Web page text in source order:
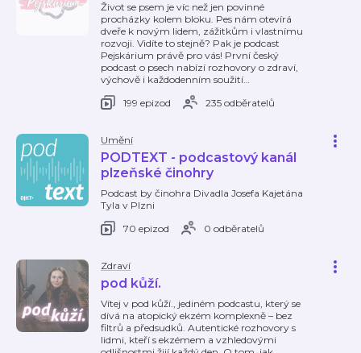
Život se psem je víc než jen povinné
procházky kolem bloku. Pes nám otevírá
dveře k novým lidem, zážitkům i vlastnímu
rozvoji. Vidíte to stejně? Pak je podcast
Pejskárium právě pro vás! První český
podcast o psech nabízí rozhovory o zdraví,
výchově i každodenním soužití…
199 epizod
235 odběratelů
Umění
PODTEXT - podcastový kanál
plzeňské činohry
Podcast by činohra Divadla Josefa Kajetána
Tyla v Plzni
70 epizod
0 odběratelů
Zdraví
pod kůží.
Vítej v pod kůží., jediném podcastu, který se
dívá na atopický ekzém komplexně – bez
filtrů a předsudků. Autentické rozhovory s
lidmi, kteří s ekzémem a vzhledovými